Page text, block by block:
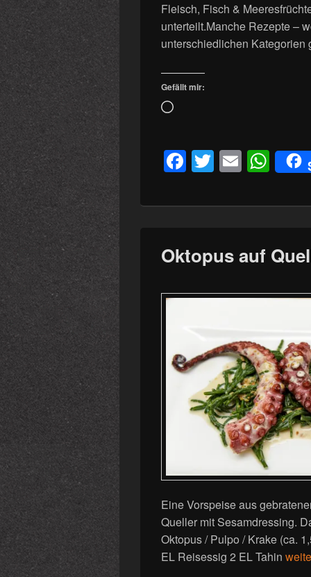
Fleisch, Fisch &
unterteilt.Manche Rezepte –
unterschiedlichen Kategorien
Gefällt mir:
Wird
F
a
c
b
o
o
T
wi
tt
E
m
ail
W
h
at
A
p
p
Oktopus auf
Eine Vorspeise aus
Queller mit Sesamdressing.
Oktopus / Pulpo / Krake (ca.
EL Reisessig 2 EL Tahin